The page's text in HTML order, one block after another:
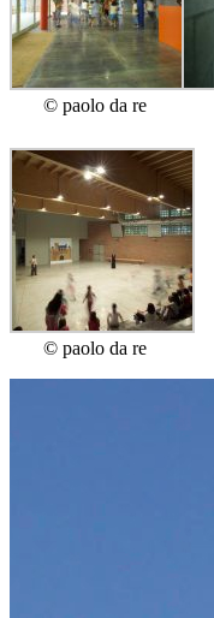
© paolo da re
© paolo da re